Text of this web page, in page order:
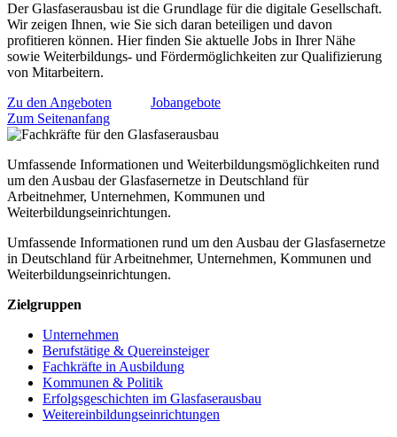
Der Glasfaserausbau ist die Grundlage für die digitale Gesellschaft.
Wir zeigen Ihnen, wie Sie sich daran beteiligen und davon
profitieren können. Hier finden Sie aktuelle Jobs in Ihrer Nähe
sowie Weiterbildungs- und Fördermöglichkeiten zur Qualifizierung
von Mitarbeitern.
Zu den Angeboten
Jobangebote
Zum Seitenanfang
Umfassende Informationen und Weiterbildungsmöglichkeiten rund
um den Ausbau der Glasfasernetze in Deutschland für
Arbeitnehmer, Unternehmen, Kommunen und
Weiterbildungseinrichtungen.
Umfassende Informationen rund um den Ausbau der Glasfasernetze
in Deutschland für Arbeitnehmer, Unternehmen, Kommunen und
Weiterbildungseinrichtungen.
Zielgruppen
Unternehmen
Berufstätige & Quereinsteiger
Fachkräfte in Ausbildung
Kommunen & Politik
Erfolgsgeschichten im Glasfaserausbau
Weitereinbildungseinrichtungen